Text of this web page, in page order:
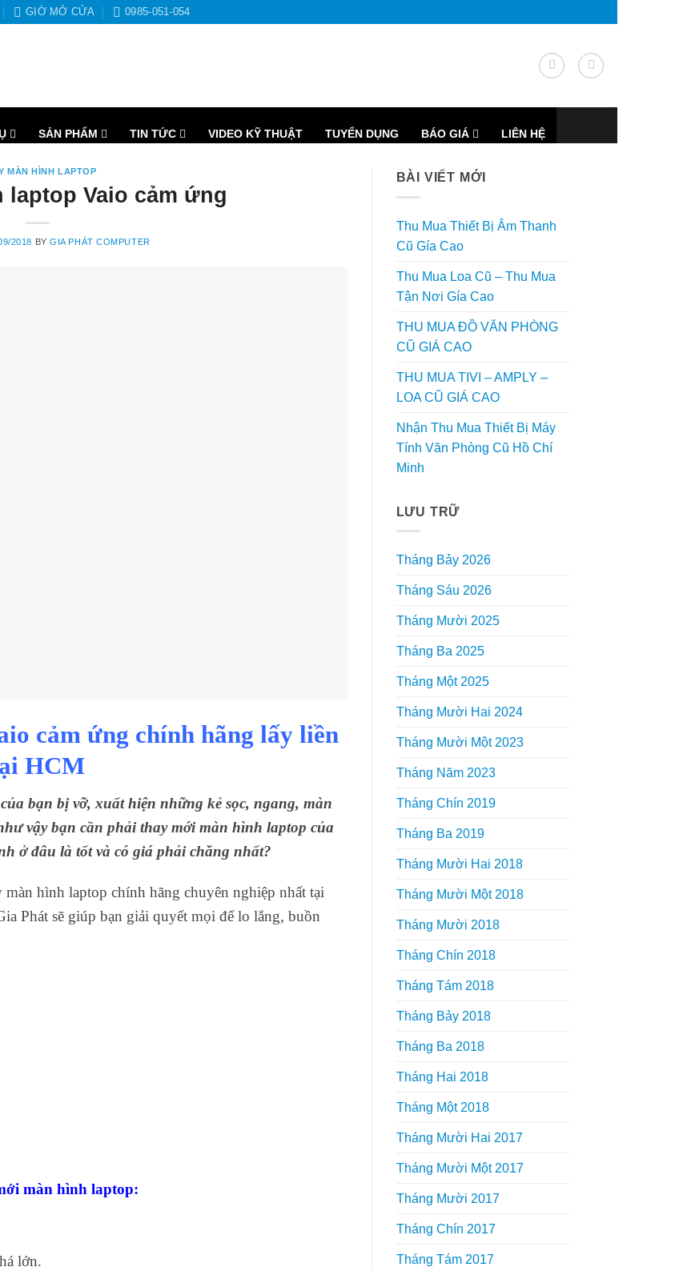
GIỜ MỞ CỬA 0985-051-054
SẢN PHẨM TIN TỨC VIDEO KỸ THUẬT TUYỂN DỤNG BÁO GIÁ LIÊN HỆ
MÀN HÌNH LAPTOP
laptop Vaio cảm ứng
2018 BYGIA PHÁT COMPUTER
cảm ứng chính hãng lấy liền
HCM
bạn bị vỡ, xuất hiện những kẻ sọc, ngang, màn
vậy bạn cần phải thay mới màn hình laptop của
ở đâu là tốt và có giá phải chăng nhất?
hình laptop chính hãng chuyên nghiệp nhất tại
Phát sẽ giúp bạn giải quyết mọi để lo lắng, buồn
màn hình laptop:
lớn.
BÀI VIẾT MỚI
Thu Mua Thiết Bị Âm Thanh
Cũ Gía Cao
Thu Mua Loa Cũ – Thu Mua
Tận Nơi Gía Cao
THU MUA ĐỒ VĂN PHÒNG
CŨ GIÁ CAO
THU MUA TIVI – AMPLY –
LOA CŨ GIÁ CAO
Nhận Thu Mua Thiết Bị Máy
Tính Văn Phòng Cũ Hồ Chí
Minh
LƯU TRỮ
Tháng Bảy 2026
Tháng Sáu 2026
Tháng Mười 2025
Tháng Ba 2025
Tháng Một 2025
Tháng Mười Hai 2024
Tháng Mười Một 2023
Tháng Năm 2023
Tháng Chín 2019
Tháng Ba 2019
Tháng Mười Hai 2018
Tháng Mười Một 2018
Tháng Mười 2018
Tháng Chín 2018
Tháng Tám 2018
Tháng Bảy 2018
Tháng Ba 2018
Tháng Hai 2018
Tháng Một 2018
Tháng Mười Hai 2017
Tháng Mười Một 2017
Tháng Mười 2017
Tháng Chín 2017
Tháng Tám 2017